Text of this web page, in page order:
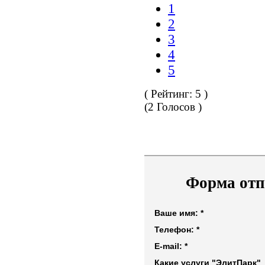
1
2
3
4
5
( Рейтинг: 5 )
(2 Голосов )
Форма
Ваше имя: *
Телефон: *
E-mail: *
Какие услуги "ЭлитПарк"